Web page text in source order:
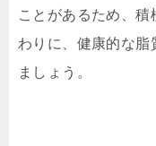
ことがあるため、
わりに、健康的な脂
ましょう。